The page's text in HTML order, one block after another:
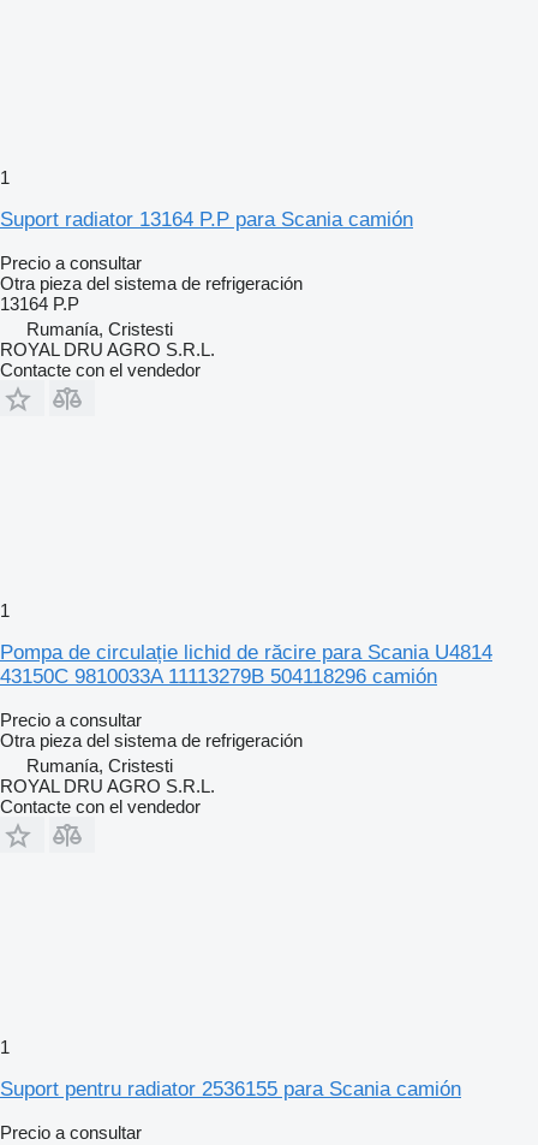
1
Suport radiator 13164 P.P para Scania camión
Precio a consultar
Otra pieza del sistema de refrigeración
13164 P.P
Rumanía, Cristesti
ROYAL DRU AGRO S.R.L.
Contacte con el vendedor
1
Pompa de circulație lichid de răcire para Scania U4814
43150C 9810033A 11113279B 504118296 camión
Precio a consultar
Otra pieza del sistema de refrigeración
Rumanía, Cristesti
ROYAL DRU AGRO S.R.L.
Contacte con el vendedor
1
Suport pentru radiator 2536155 para Scania camión
Precio a consultar